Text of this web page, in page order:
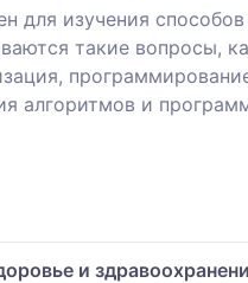
для изучения
такие вопросы,
алгоритмов и
и